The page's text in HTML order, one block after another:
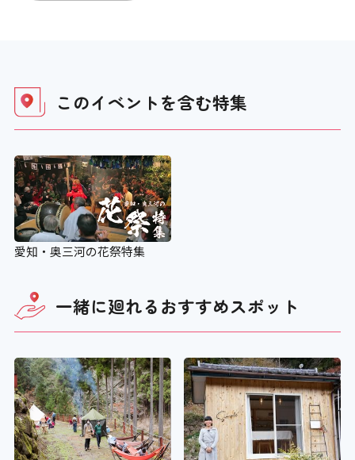
このイベントを含む特集
愛知・奥三河の花祭特集
一緒に廻れるおすすめスポット